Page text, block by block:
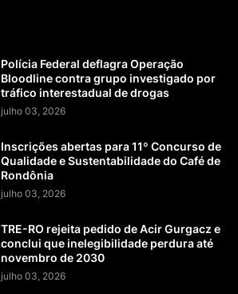
Polícia Federal deflagra Operação
Bloodline contra grupo investigado por
tráfico interestadual de drogas
julho 03, 2026
Inscrições abertas para 11º Concurso de
Qualidade e Sustentabilidade do Café de
Rondônia
julho 03, 2026
TRE-RO rejeita pedido de Acir Gurgacz e
conclui que inelegibilidade perdura até
novembro de 2030
julho 03, 2026